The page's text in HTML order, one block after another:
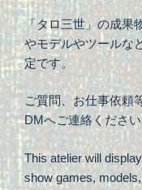
「タロ三世」の成果
やモデルやツールな
定です。
ご質問、お仕事依頼
DMへご連絡くださ
This atelier will
show games,